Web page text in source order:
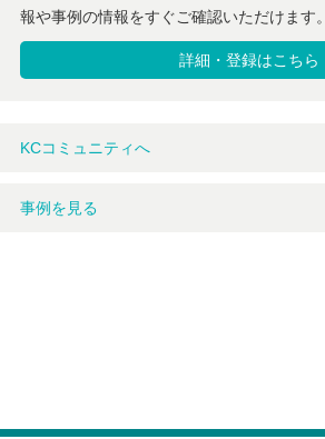
報や事例の情報をすぐご確認いただけます。
詳細・登録はこちら
KCコミュニティへ
事例を見る